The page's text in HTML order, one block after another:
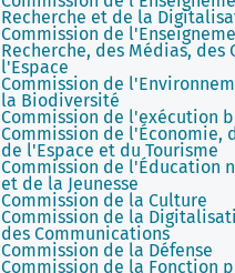
Recherche et de la
Commission de
Recherche, des Médias,
l'Espace
Commission de
la Biodiversité
Commission de l'exécution
Commission de l'Économie,
de l'Espace et du Tourisme
Commission de l'Éducation
et de la Jeunesse
Commission de la Culture
Commission de la
des Communications
Commission de la Défense
Commission de la Fonction